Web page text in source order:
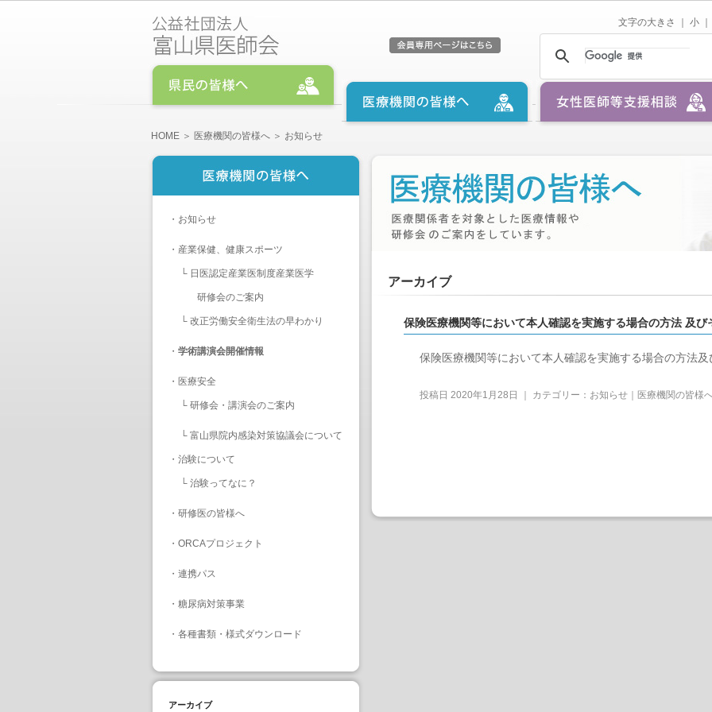
文字の大きさ ｜ 小
HOME ＞ 医療機関の皆様へ ＞ お知らせ
・ お知らせ
・ 産業保健、健康スポーツ
└ 日医認定産業医制度産業医学
研修会のご案内
└ 改正労働安全衛生法の早わかり
・ 学術講演会開催情報
・ 医療安全
└ 研修会・講演会のご案内
└ 富山県院内感染対策協議会について
・ 治験について
└ 治験ってなに？
・ 研修医の皆様へ
・ ORCAプロジェクト
・ 連携パス
・ 糖尿病対策事業
・ 各種書類・様式ダウンロード
アーカイブ
アーカイブ
保険医療機関等において本人確認を実施する場合の方法 及び
保険医療機関等において本人確認を実施する場合の方法
投稿日 2020年1月28日 ｜ カテゴリー： お知らせ｜医療機関の皆様